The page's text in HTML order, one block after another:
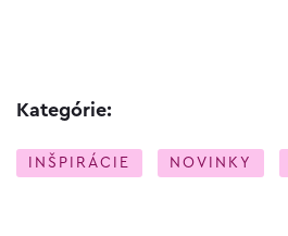
Kategórie:
INŠPIRÁCIE NOVINKY